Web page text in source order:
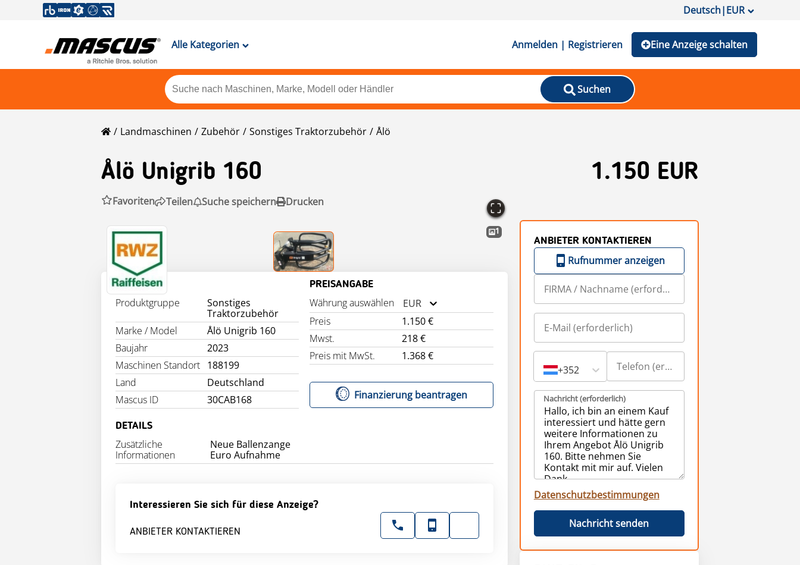
Deutsch|EUR
Alle Kategorien Anmelden | Registrieren Eine Anzeige schalten
Suchen
Landmaschinen Zubehör Sonstiges Traktorzubehör Ålö
Ålö Unigrib 160 1.150 EUR
Favoriten Teilen Suche speichern Drucken
1
INFO
Produktgruppe
Sonstiges
Traktorzubehör
Marke / Model
Ålö Unigrib 160
Baujahr
2023
Maschinen Standort 188199
Land
Deutschland
Mascus ID
30CAB168
PREISANGABE
Währung auswählen
EUR
Preis
1.150 €
Mwst.
218 €
Preis mit MwSt.
1.368 €
Finanzierung beantragen
DETAILS
Zusätzliche
Informationen
Neue Ballenzange
Euro Aufnahme
Interessieren Sie sich für diese Anzeige?
ANBIETER KONTAKTIEREN
ANBIETER KONTAKTIEREN
Rufnummer anzeigen
+352
Nachricht (erforderlich)
Datenschutzbestimmungen
Nachricht senden